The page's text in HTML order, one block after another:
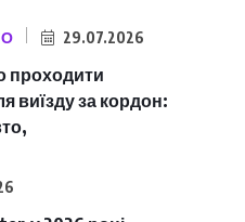
29.07.2026
проходити
виїзду за кордон: